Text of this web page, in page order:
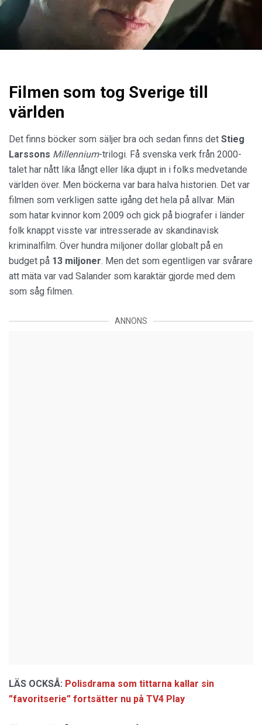
Filmen som tog Sverige till
världen
Det finns böcker som säljer bra och sedan finns det Stieg
Larssons Millennium-trilogi. Få svenska verk från 2000-
talet har nått lika långt eller lika djupt in i folks medvetande
världen över. Men böckerna var bara halva historien. Det var
filmen som verkligen satte igång det hela på allvar. Män
som hatar kvinnor kom 2009 och gick på biografer i länder
folk knappt visste var intresserade av skandinavisk
kriminalfilm. Över hundra miljoner dollar globalt på en
budget på 13 miljoner. Men det som egentligen var svårare
att mäta var vad Salander som karaktär gjorde med dem
som såg filmen.
ANNONS
LÄS OCKSÅ: Polisdrama som tittarna kallar sin
”favoritserie” fortsätter nu på TV4 Play